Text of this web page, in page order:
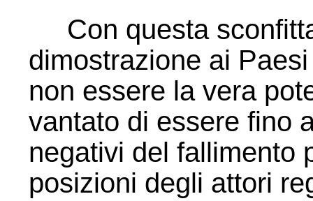
Con questa
dimostrazione ai
non essere la vera
vantato di essere fino
negativi del fallimento
posizioni degli attori